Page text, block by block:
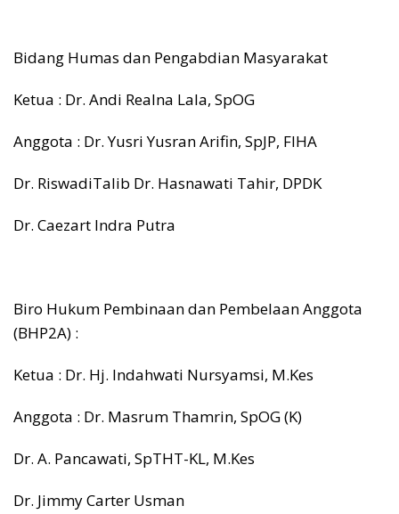
Bidang Humas dan Pengabdian Masyarakat
Ketua : Dr. Andi Realna Lala, SpOG
Anggota : Dr. Yusri Yusran Arifin, SpJP, FIHA
Dr. RiswadiTalib Dr. Hasnawati Tahir, DPDK
Dr. Caezart lndra Putra
Biro Hukum Pembinaan dan Pembelaan Anggota
(BHP2A) :
Ketua : Dr. Hj. lndahwati Nursyamsi, M.Kes
Anggota : Dr. Masrum Thamrin, SpOG (K)
Dr. A. Pancawati, SpTHT-KL, M.Kes
Dr. Jimmy Carter Usman